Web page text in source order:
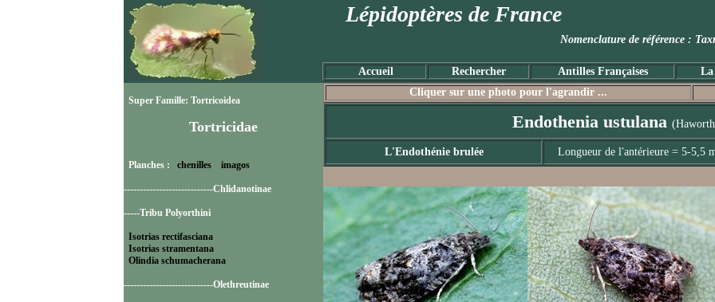
Lépidoptères de France
Nomenclature de référence
Accueil Rechercher Antilles Françaises La
Super Famille: Tortricoidea
Tortricidae
Planches : chenilles imagos
----------------------------Chlidanotinae
-----Tribu Polyorthini
Isotrias rectifasciana
Isotrias stramentana
Olindia schumacherana
----------------------------Olethreutinae
Cliquer sur une photo pour l'agrandir ...
Endothenia ustulana
L'Endothénie brulée Longueur de l'antérieure = 5-5,5